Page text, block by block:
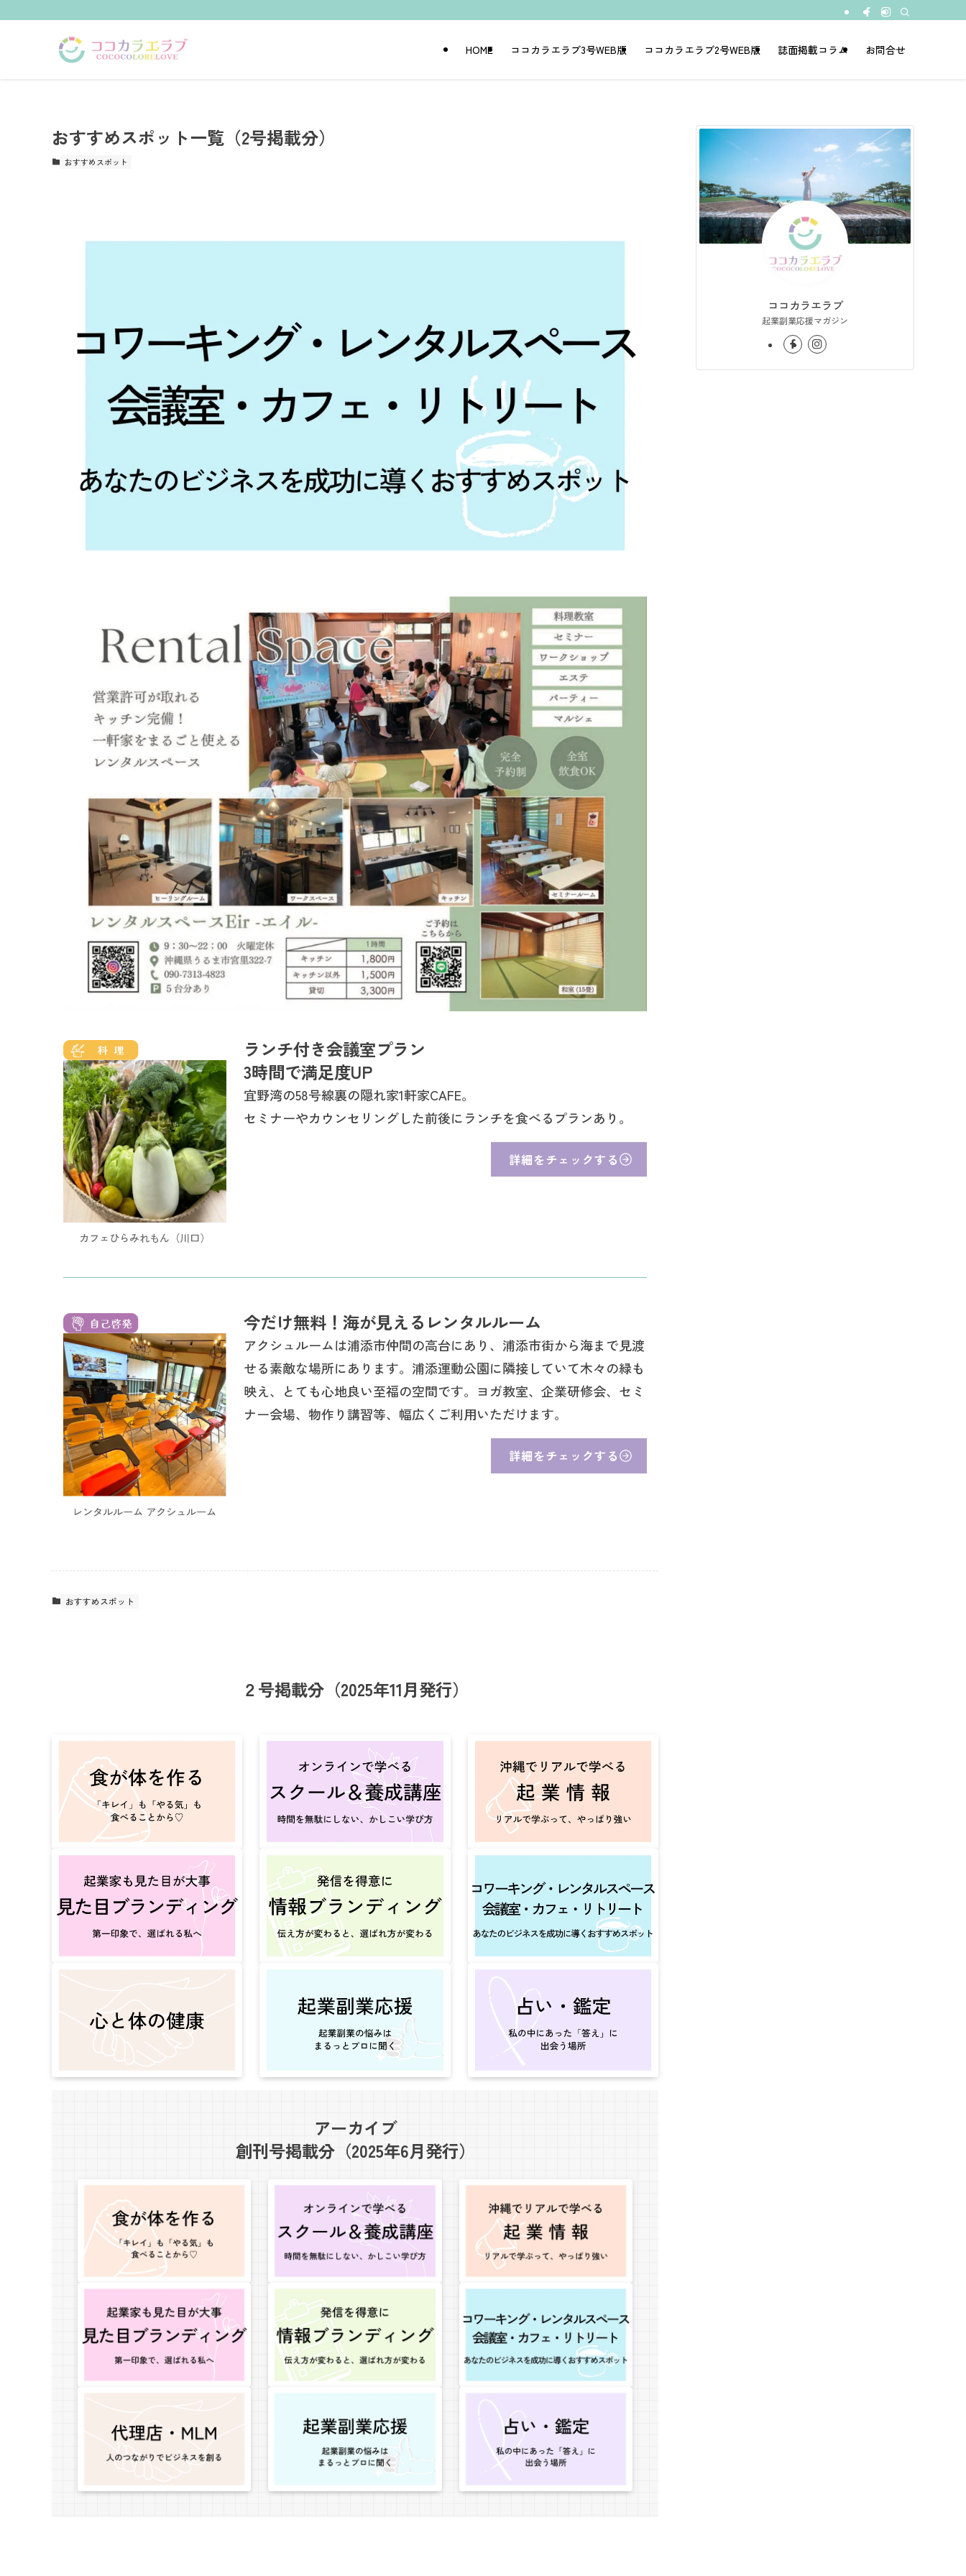
HOME ココカラエラブ3号WEB版 ココカラエラブ2号WEB版 誌面掲載コラム お問合せ
おすすめスポット一覧（2号掲載分）
おすすめスポット
カフェひらみれもん（川口）
ランチ付き会議室プラン
3時間で満足度UP
宜野湾の58号線裏の隠れ家1軒家CAFE。
セミナーやカウンセリングした前後にランチを食べるプランあり。
詳細をチェックする
レンタルルーム アクシュルーム
今だけ無料！海が見えるレンタルルーム
アクシュルームは浦添市仲間の高台にあり、浦添市街から海まで見渡
せる素敵な場所にあります。浦添運動公園に隣接していて木々の緑も
映え、とても心地良い至福の空間です。ヨガ教室、企業研修会、セミ
ナー会場、物作り講習等、幅広くご利用いただけます。
詳細をチェックする
おすすめスポット
２号掲載分（2025年11月発行）
アーカイブ
創刊号掲載分（2025年6月発行）
ココカラエラブ
起業副業応援マガジン